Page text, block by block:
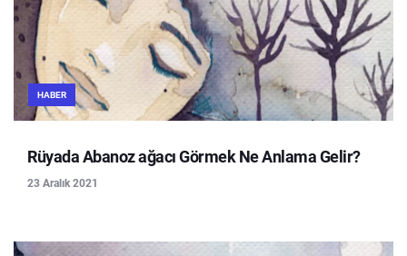
HABER
Rüyada Abanoz ağacı Görmek Ne Anlama Gelir?
23 Aralık 2021